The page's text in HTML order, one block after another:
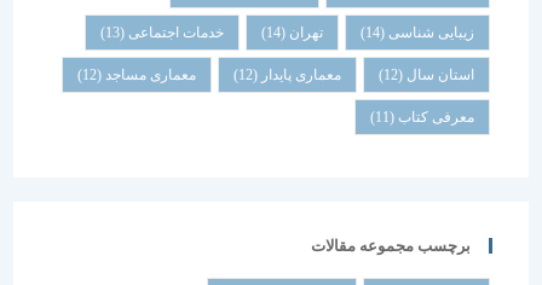
زیبایی شناسی (14) تهران خدمات اجتماعی(13)
استان سال(12) معماری پایدار (12) معماری مساجد(12)
معرفی کتاب(11)
برچسب مجموعه مقالات